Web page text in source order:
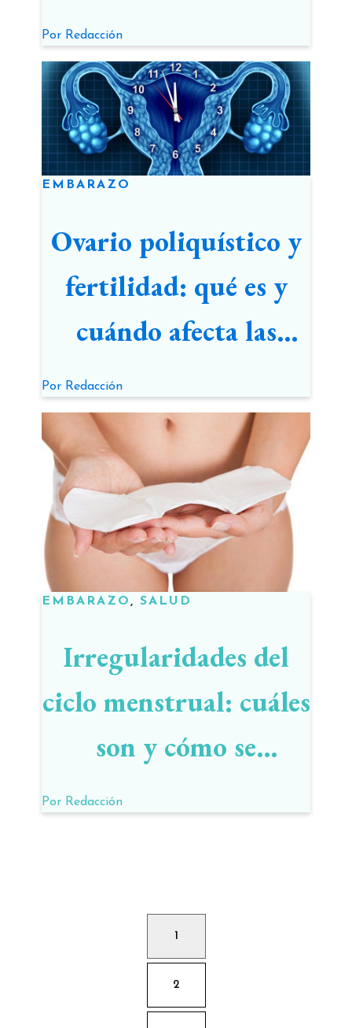
lograr un embarazo
Por Redacción
EMBARAZO
Ovario poliquístico y
fertilidad: qué es y
cuándo afecta las
chances de ser madre
Por Redacción
EMBARAZO, SALUD
Irregularidades del
ciclo menstrual: cuáles
son y cómo se
relacionan con la
Por Redacción
1
2